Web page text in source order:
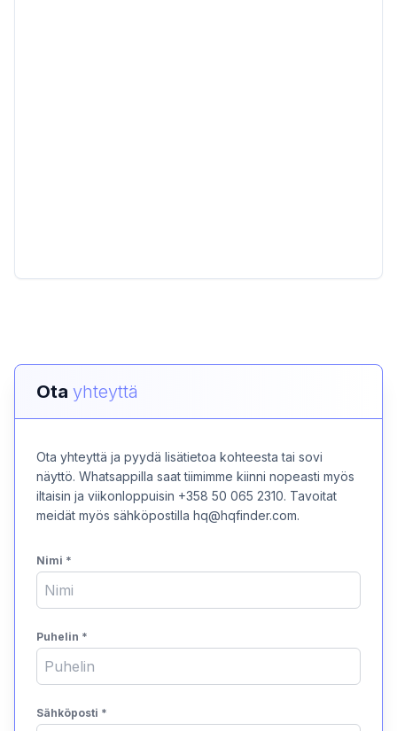
Ota yhteyttä
Ota yhteyttä ja pyydä lisätietoa kohteesta tai sovi
näyttö. Whatsappilla saat tiimimme kiinni nopeasti myös
iltaisin ja viikonloppuisin +358 50 065 2310. Tavoitat
meidät myös sähköpostilla hq@hqfinder.com.
Nimi *
Puhelin *
Sähköposti *